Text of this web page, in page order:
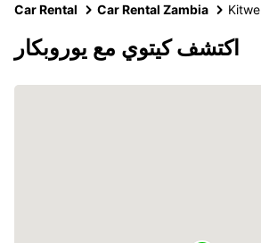
Car Rental Car Rental Zambia Kitwe
اكتشف كيتوي مع يوروبكار